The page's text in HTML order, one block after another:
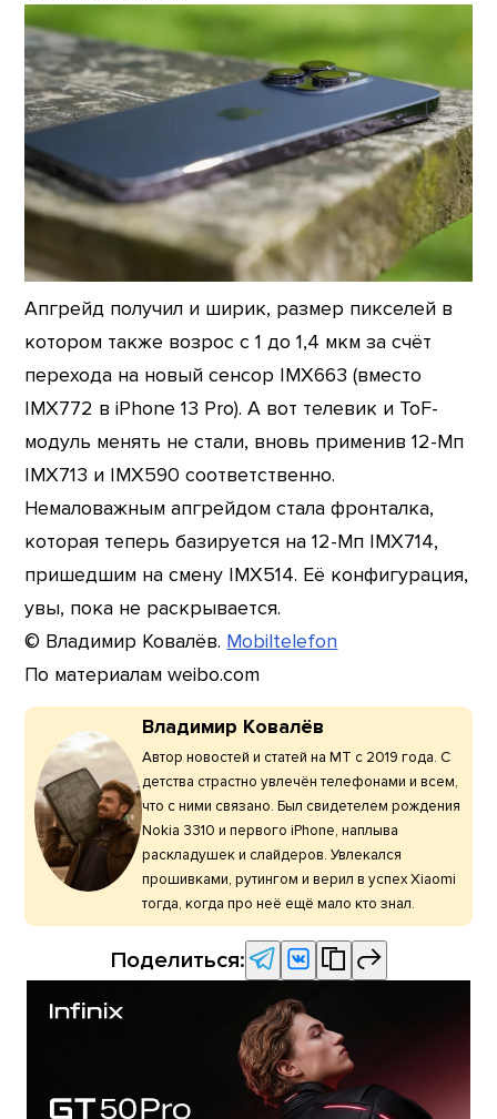
Апгрейд получил и ширик, размер пикселей в
котором также возрос с 1 до 1,4 мкм за счёт
перехода на новый сенсор IMX663 (вместо
IMX772 в iPhone 13 Pro). А вот телевик и ToF-
модуль менять не стали, вновь применив 12-Мп
IMX713 и IMX590 соответственно.
Немаловажным апгрейдом стала фронталка,
которая теперь базируется на 12-Мп IMX714,
пришедшим на смену IMX514. Её конфигурация,
увы, пока не раскрывается.
© Владимир Ковалёв. Mobiltelefon
По материалам weibo.com
Владимир Ковалёв
Автор новостей и статей на МТ с 2019 года. С
детства страстно увлечён телефонами и всем,
что с ними связано. Был свидетелем рождения
Nokia 3310 и первого iPhone, наплыва
раскладушек и слайдеров. Увлекался
прошивками, рутингом и верил в успех Xiaomi
тогда, когда про неё ещё мало кто знал.
Поделиться: